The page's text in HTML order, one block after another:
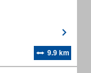
9.9 km